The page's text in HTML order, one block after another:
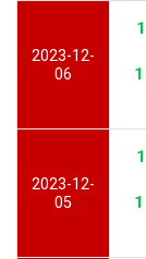
2023-12-
06
1
1
2023-12-
05
1
1